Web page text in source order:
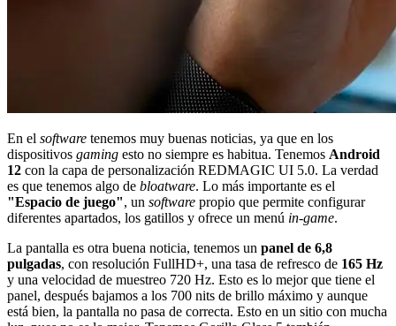
En el software tenemos muy buenas noticias, ya que en los
dispositivos gaming esto no siempre es habitua. Tenemos Android
12 con la capa de personalización REDMAGIC UI 5.0. La verdad
es que tenemos algo de bloatware. Lo más importante es el
"Espacio de juego", un software propio que permite configurar
diferentes apartados, los gatillos y ofrece un menú in-game.
La pantalla es otra buena noticia, tenemos un panel de 6,8
pulgadas, con resolución FullHD+, una tasa de refresco de 165 Hz
y una velocidad de muestreo 720 Hz. Esto es lo mejor que tiene el
panel, después bajamos a los 700 nits de brillo máximo y aunque
está bien, la pantalla no pasa de correcta. Esto en un sitio con mucha